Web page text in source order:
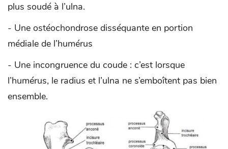
plus soudé à l’ulna.
- Une ostéochondrose disséquante en portion
médiale de l’humérus
- Une incongruence du coude : c’est lorsque
l’humérus, le radius et l’ulna ne s’emboîtent pas bien
ensemble.